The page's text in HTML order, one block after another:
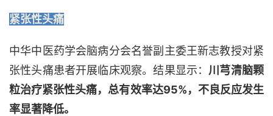
紧张性头痛
中华中医药学会脑病分会名誉副主委王新志教授对紧
张性头痛患者开展临床观察。结果显示： 川芎清脑颗
粒治疗紧张性头痛，总有效率达95%，不良反应发生
率显著降低。